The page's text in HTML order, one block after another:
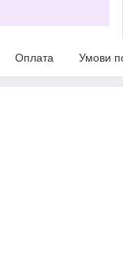
Оплата Умови